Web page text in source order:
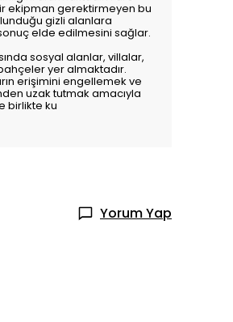
ekipman gerektirmeyen bu
gizli alanlara
elde edilmesini sağlar.
sosyal alanlar, villalar,
yer almaktadır.
erişimini engellemek ve
uzak tutmak amacıyla
birlikte ku
Yorum Yap